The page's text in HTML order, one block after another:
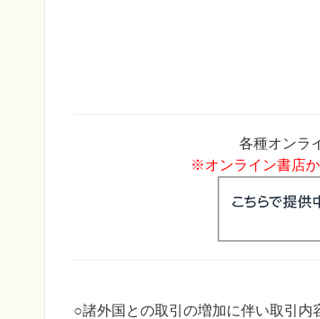
各種オンラ
※オンライン書店
○諸外国との取引の増加に伴い取引